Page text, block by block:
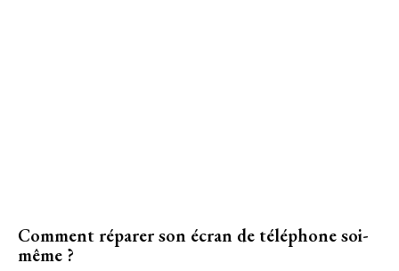
Comment réparer son écran de téléphone soi-
même ?